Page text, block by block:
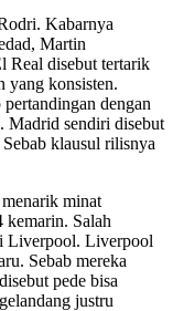
Kabarnya
Martin
Real disebut tertarik
yang konsisten.
dengan
sendiri disebut
klausul rilisnya
minat
kemarin. Salah
Liverpool. Liverpool
Sebab mereka
pede bisa
justru